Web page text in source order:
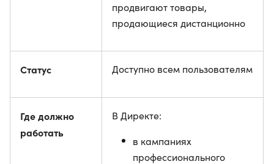
продвигают товары,
продающиеся дистанционно
Статус Доступно всем пользователям
Где должно
работать
В Директе:
в кампаниях
профессионального